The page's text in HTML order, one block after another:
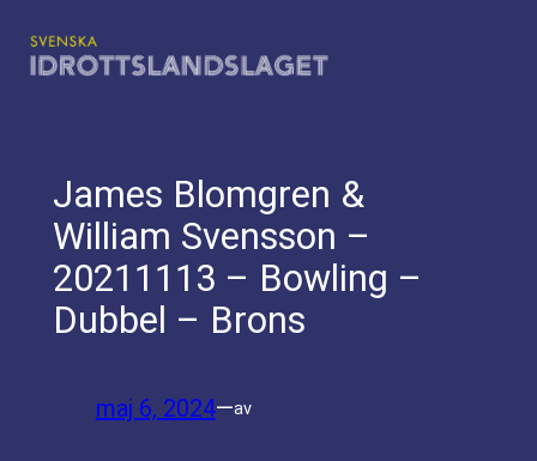
till
James Blomgren &
William Svensson –
20211113 – Bowling –
Dubbel – Brons
maj 6, 2024—av